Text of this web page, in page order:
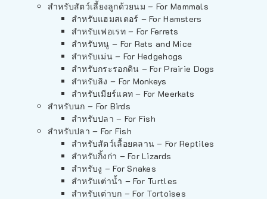
สำหรับสัตว์เลี้ยงลูกด้วยนม – For Mammals
สำหรับแฮมสเตอร์ – For Hamsters
สำหรับเฟอเรท – For Ferrets
สำหรับหนู – For Rats and Mice
สำหรับเม่น – For Hedgehogs
สำหรับกระรอกดิน – For Prairie Dogs
สำหรับลิง – For Monkeys
สำหรับเมียร์แคท – For Meerkats
สำหรับนก – For Birds
สำหรับปลา – For Fish
สำหรับปลา – For Fish
สำหรับสัตว์เลื้อยคลาน – For Reptiles
สำหรับกิ้งก่า – For Lizards
สำหรับงู – For Snakes
สำหรับเต่าน้ำ – For Turtles
สำหรับเต่าบก – For Tortoises